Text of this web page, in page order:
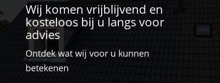
Wij komen vrijblijvend en
kosteloos bij u langs voor
advies
Ontdek wat wij voor u kunnen
betekenen